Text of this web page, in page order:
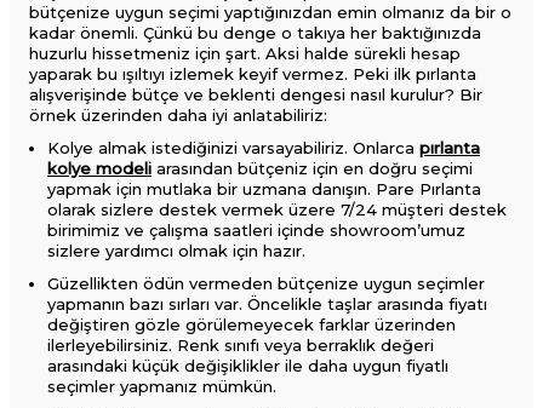
bütçenize uygun seçimi yaptığınızdan emin olmanız da bir o
kadar önemli. Çünkü bu denge o takıya her baktığınızda
huzurlu hissetmeniz için şart. Aksi halde sürekli hesap
yaparak bu ışıltıyı izlemek keyif vermez. Peki ilk pırlanta
alışverişinde bütçe ve beklenti dengesi nasıl kurulur? Bir
örnek üzerinden daha iyi anlatabiliriz:
Kolye almak istediğinizi varsayabiliriz. Onlarca pırlanta
kolye modeli arasından bütçeniz için en doğru seçimi
yapmak için mutlaka bir uzmana danışın. Pare Pırlanta
olarak sizlere destek vermek üzere 7/24 müşteri destek
birimimiz ve çalışma saatleri içinde showroom’umuz
sizlere yardımcı olmak için hazır.
Güzellikten ödün vermeden bütçenize uygun seçimler
yapmanın bazı sırları var. Öncelikle taşlar arasında fiyatı
değiştiren gözle görülemeyecek farklar üzerinden
ilerleyebilirsiniz. Renk sınıfı veya berraklık değeri
arasındaki küçük değişiklikler ile daha uygun fiyatlı
seçimler yapmanız mümkün.